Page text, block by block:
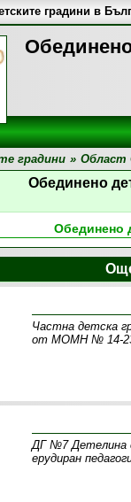
градини в
градини » Област
Обединено
Обединено
Частна детска
от МОМН № 14-
ДГ №7 Детелина е
ерудиран